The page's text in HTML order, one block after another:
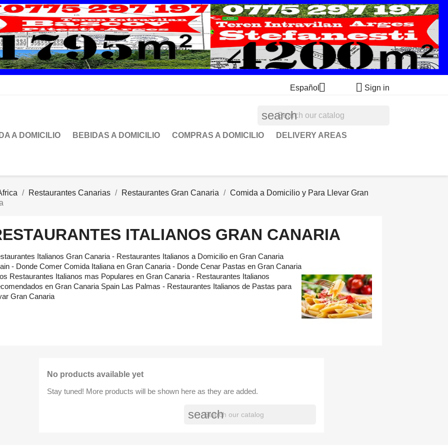
Español  Sign in
search
A DOMICILIO BEBIDAS A DOMICILIO COMPRAS A DOMICILIO DELIVERY AREAS
Restaurantes Canarias Restaurantes Gran Canaria
Comida a Domicilio y Para Llevar Gran
ITALIANOS GRAN CANARIA
Italianos Gran Canaria - Restaurantes Italianos a Domicilio en Gran Canaria
- Donde Comer Comida Italiana en Gran Canaria - Donde Cenar Pastas en Gran Canaria
Restaurantes Italianos mas Populares en Gran Canaria - Restaurantes Italianos
en Gran Canaria Spain Las Palmas - Restaurantes Italianos de Pastas para
Gran Canaria
No products available yet
Stay tuned! More products will be shown here as they are added.
search